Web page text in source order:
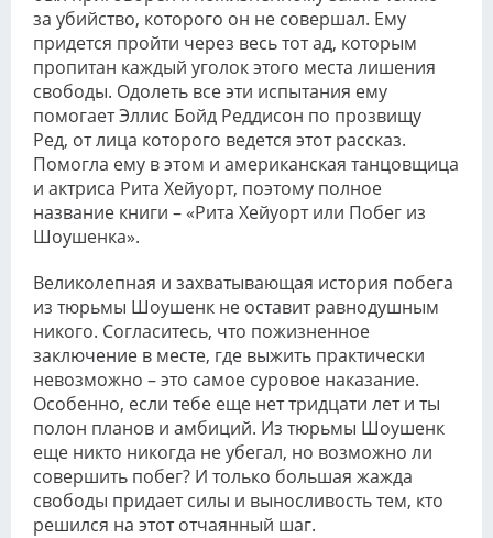
за убийство, которого он не совершал. Ему
придется пройти через весь тот ад, которым
пропитан каждый уголок этого места лишения
свободы. Одолеть все эти испытания ему
помогает Эллис Бойд Реддисон по прозвищу
Ред, от лица которого ведется этот рассказ.
Помогла ему в этом и американская танцовщица
и актриса Рита Хейуорт, поэтому полное
название книги – «Рита Хейуорт или Побег из
Шоушенка».
Великолепная и захватывающая история побега
из тюрьмы Шоушенк не оставит равнодушным
никого. Согласитесь, что пожизненное
заключение в месте, где выжить практически
невозможно – это самое суровое наказание.
Особенно, если тебе еще нет тридцати лет и ты
полон планов и амбиций. Из тюрьмы Шоушенк
еще никто никогда не убегал, но возможно ли
совершить побег? И только большая жажда
свободы придает силы и выносливость тем, кто
решился на этот отчаянный шаг.